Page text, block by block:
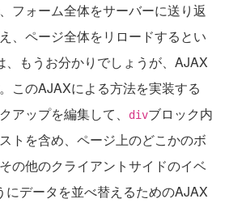
フォーム全体をサーバーに送り返
、ページ全体をリロードするとい
、もうお分かりでしょうが、AJAX
このAJAXによる方法を実装する
アップを編集して、
divブロック内
トを含め、ページ上のどこかのボ
の他のクライアントサイドのイベ
にデータを並べ替えるためのAJAX